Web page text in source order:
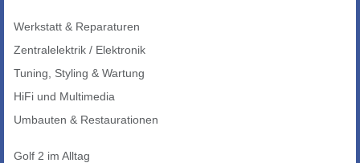
Werkstatt & Reparaturen
Zentralelektrik / Elektronik
Tuning, Styling & Wartung
HiFi und Multimedia
Umbauten & Restaurationen
Golf 2 im Alltag